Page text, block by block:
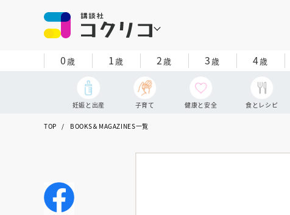
0歳 1歳 2歳 3歳 4歳
妊娠と出産 子育て 健康と安全 食とレシピ
TOP BOOKS＆MAGAZINES一覧